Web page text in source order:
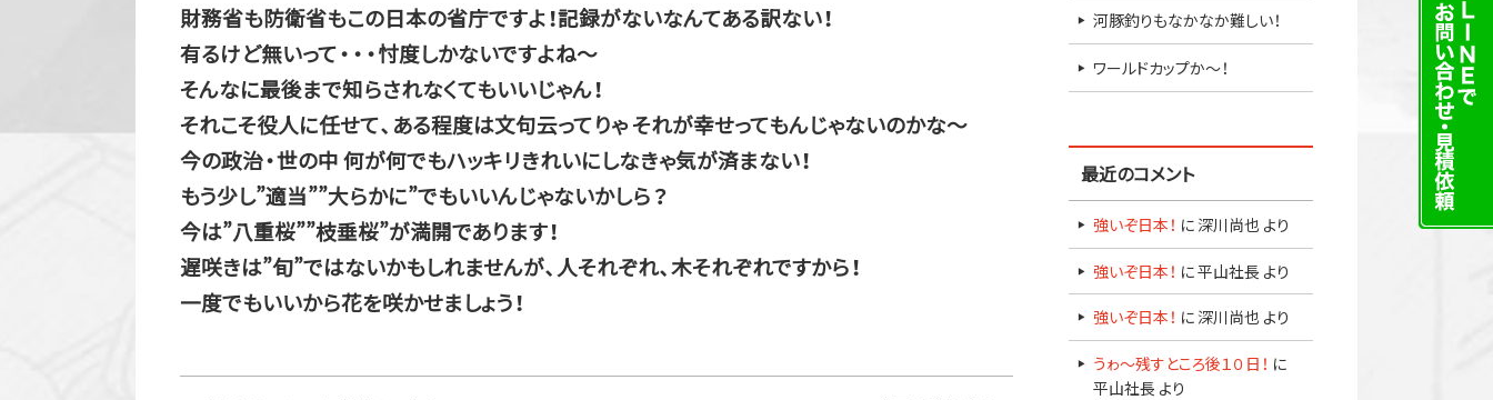
財務省も防衛省もこの日本の省庁ですよ！記録がないなんてある訳ない！
有るけど無いって・・・忖度しかないですよね～
そんなに最後まで知らされなくてもいいじゃん！
それこそ役人に任せて、ある程度は文句云ってりゃ それが幸せってもんじゃないのかな～
今の政治・世の中 何が何でもハッキリきれいにしなきゃ気が済まない！
もう少し”適当””大らかに”でもいいんじゃないかしら？
今は”八重桜””枝垂桜”が満開であります！
遅咲きは”旬”ではないかもしれませんが、人それぞれ、木それぞれですから！
一度でもいいから花を咲かせましょう！
河豚釣りもなかなか難しい！
ワールドカップか～！
最近のコメント
強いぞ日本！ に 深川尚也 より
強いぞ日本！ に平山社長 より
強いぞ日本！ に 深川尚也 より
うゎ～残すところ後１０日！ に
平山社長 より